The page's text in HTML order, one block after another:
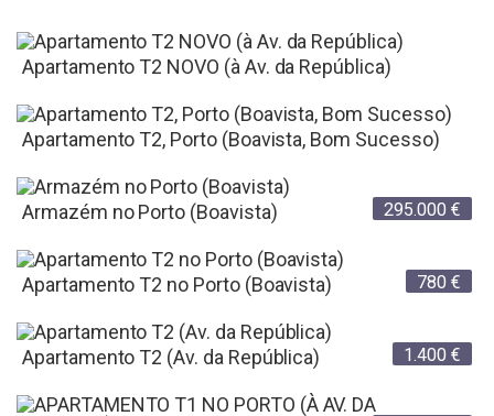
Apartamento T2 NOVO (à Av. da República)
295.000 €
Apartamento T2, Porto (Boavista, Bom Sucesso)
780 €
Armazém no Porto (Boavista)
1.400 €
Apartamento T2 no Porto (Boavista)
Apartamento T2 (Av. da República)